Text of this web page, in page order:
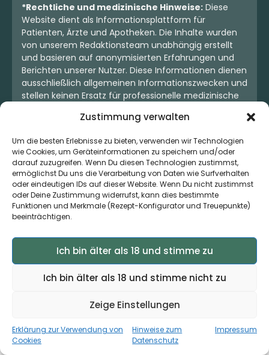
Zustimmung verwalten
Um die besten Erlebnisse zu bieten, verwenden wir Technologien
wie Cookies, um Geräteinformationen zu speichern und/oder
darauf zuzugreifen. Wenn Du diesen Technologien zustimmst,
ermöglichst Du uns die Verarbeitung von Daten wie Surfverhalten
oder eindeutigen IDs auf dieser Website. Wenn Du nicht zustimmst
oder Deine Zustimmung widerrufst, kann dies bestimmte
Funktionen und Merkmale (Rezept-Konfigurator und Treuepunkte)
beeinträchtigen.
Ich bin älter als 18 und stimme zu
Ich bin älter als 18 und stimme nicht zu
Zeige Einstellungen
Erklärung zur Verwendung von
Cookies
Hinweise zum
Datenschutz
Impressum
*Rechtliche und medizinische Hinweise: Diese
Website dient als Informationsplattform für
Patienten, Ärzte und Apotheken. Die Inhalte wurden
von unserem Redaktionsteam unabhängig erstellt
und basieren auf anonymisierten Erfahrungen und
Berichten unserer Nutzer. Diese Informationen dienen
ausschließlich allgemeinen Informationszwecken und
stellen keinen Ersatz für professionelle medizinische
Fragen an einen qualifizierten Arzt.
**Hinweise Cannabis Kostenkalkulator (ehemals
Rezeptkonfigurator):Du hast keinen Anspruch
darauf, dass die vorgeschlagenen Sorten von den
Kooperationsärzten verschrieben werden, da die
Therapie- und Arzneientscheidung einzig und allein
dem Arzt obliegt, der auch allein bestimmt, ob und
welche Cannabissorte, THC-Konzentration und
Kostenkalkulator dient dazu, Dir einen Überblick über
die anfallenden Kosten der Behandlung und
Medikation zu verschaffen und dem behandelnden
Arzt eine Notiz der lokalen Verfügbarkeit zu
***Behandlungsgebühr: Es handelt sich bei der
eine Kaution, die Du zurückerhältst, falls keine
Behandlung durch die Kooperationsärzte zustande
Jetzt auch als App verfügbar Zur App › ×